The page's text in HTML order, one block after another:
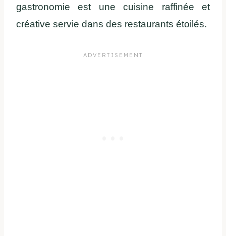
gastronomie est une cuisine raffinée et
créative servie dans des restaurants étoilés.